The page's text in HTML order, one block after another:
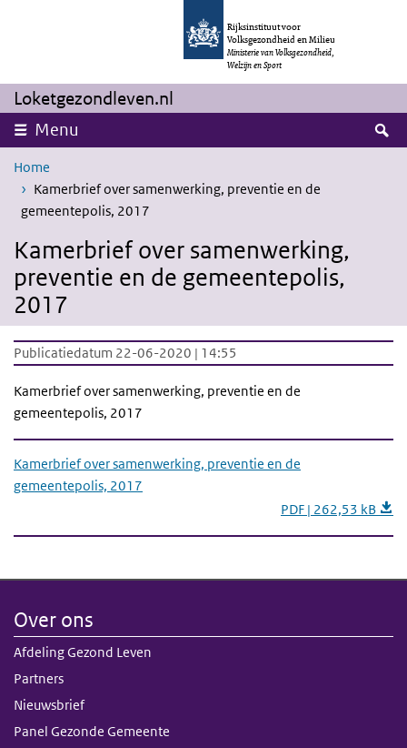
Overslaan en naar de inhoud gaan
Rijksinstituut voor
Volksgezondheid en Milieu
Ministerie van Volksgezondheid,
Welzijn en Sport
Loketgezondleven.nl
Menu
Home
Kamerbrief over samenwerking, preventie en de
gemeentepolis, 2017
Kamerbrief over samenwerking,
preventie en de gemeentepolis,
2017
Publicatiedatum 22-06-2020 | 14:55
Kamerbrief over samenwerking, preventie en de
gemeentepolis, 2017
Kamerbrief over samenwerking, preventie en de
gemeentepolis, 2017
PDF | 262,53 kB
Over ons
Afdeling Gezond Leven
Partners
Nieuwsbrief
Panel Gezonde Gemeente